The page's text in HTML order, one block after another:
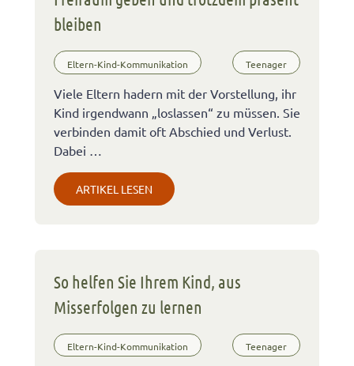
bleiben
Eltern-Kind-Kommunikation Teenager
Viele Eltern hadern mit der Vorstellung, ihr
Kind irgendwann „loslassen“ zu müssen. Sie
verbinden damit oft Abschied und Verlust.
Dabei …
ARTIKEL LESEN
So helfen Sie Ihrem Kind, aus
Misserfolgen zu lernen
Eltern-Kind-Kommunikation Teenager